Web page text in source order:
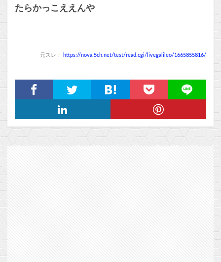
たらかっこええんや
元スレ： https://nova.5ch.net/test/read.cgi/livegalileo/1665855816/